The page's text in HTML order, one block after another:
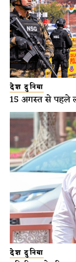
देश दुनिया
15 अगस्त से पहले
देश दुनिया